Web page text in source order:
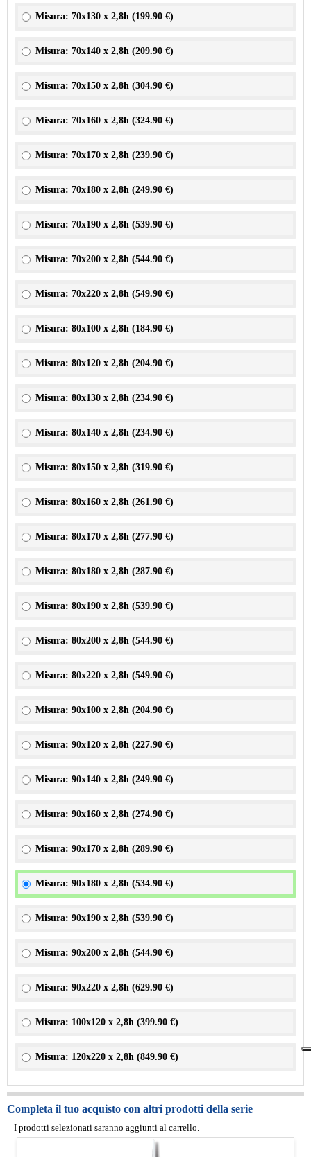
Misura: 70x130 x 2,8h (199.90 €)
Misura: 70x140 x 2,8h (209.90 €)
Misura: 70x150 x 2,8h (304.90 €)
Misura: 70x160 x 2,8h (324.90 €)
Misura: 70x170 x 2,8h (239.90 €)
Misura: 70x180 x 2,8h (249.90 €)
Misura: 70x190 x 2,8h (539.90 €)
Misura: 70x200 x 2,8h (544.90 €)
Misura: 70x220 x 2,8h (549.90 €)
Misura: 80x100 x 2,8h (184.90 €)
Misura: 80x120 x 2,8h (204.90 €)
Misura: 80x130 x 2,8h (234.90 €)
Misura: 80x140 x 2,8h (234.90 €)
Misura: 80x150 x 2,8h (319.90 €)
Misura: 80x160 x 2,8h (261.90 €)
Misura: 80x170 x 2,8h (277.90 €)
Misura: 80x180 x 2,8h (287.90 €)
Misura: 80x190 x 2,8h (539.90 €)
Misura: 80x200 x 2,8h (544.90 €)
Misura: 80x220 x 2,8h (549.90 €)
Misura: 90x100 x 2,8h (204.90 €)
Misura: 90x120 x 2,8h (227.90 €)
Misura: 90x140 x 2,8h (249.90 €)
Misura: 90x160 x 2,8h (274.90 €)
Misura: 90x170 x 2,8h (289.90 €)
Misura: 90x180 x 2,8h (534.90 €)
Misura: 90x190 x 2,8h (539.90 €)
Misura: 90x200 x 2,8h (544.90 €)
Misura: 90x220 x 2,8h (629.90 €)
Misura: 100x120 x 2,8h (399.90 €)
Misura: 120x220 x 2,8h (849.90 €)
Completa il tuo acquisto con altri prodotti della serie
I prodotti selezionati saranno aggiunti al carrello.